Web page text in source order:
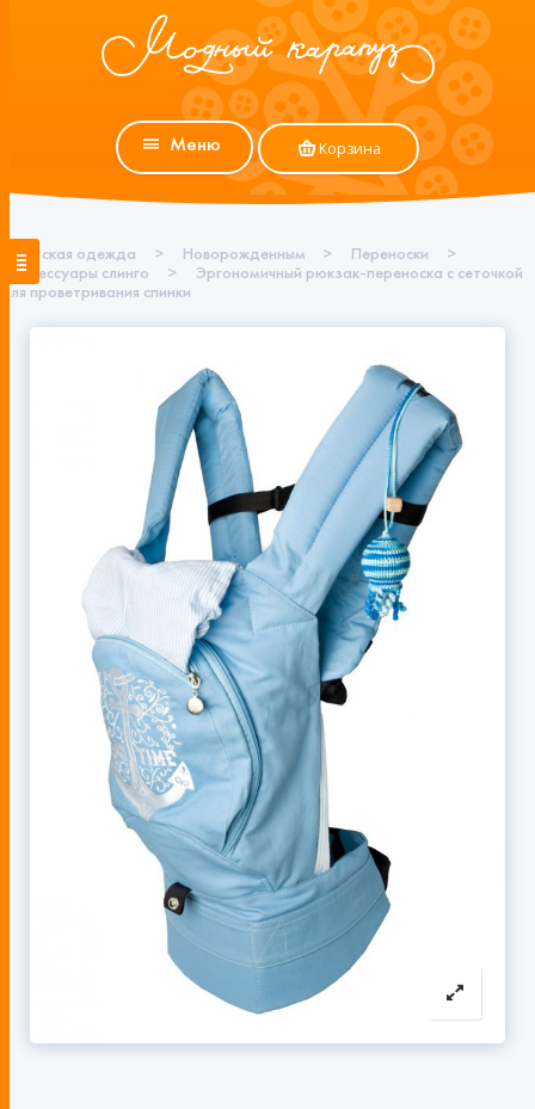
Меню Корзина
Детская одежда > Новорожденным > Переноски
>
Аксессуары слинго
>
Эргономичный рюкзак-переноска с сеточкой
для проветривания спинки